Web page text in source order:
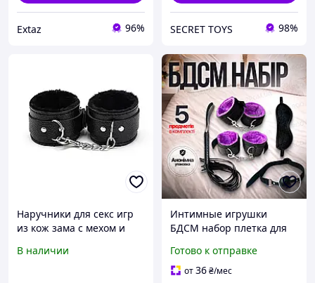
Extaz 96% SECRET TOYS 98%
Наручники для секс игр
из кож зама с мехом и
черного цвета
В наличии
Интимные игрушки
БДСМ набор плетка для
наручники для секса
Готово к отправке
от36₴/мес